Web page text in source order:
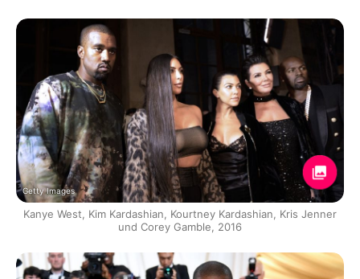
Getty Images
Kanye West, Kim Kardashian, Kourtney Kardashian, Kris Jenner
und Corey Gamble, 2016